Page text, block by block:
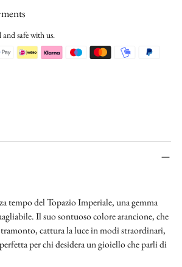
safe with us.
tempo del Topazio Imperiale, una gemma
Il suo sontuoso colore arancione, che
cattura la luce in modi straordinari,
per chi desidera un gioiello che parli di